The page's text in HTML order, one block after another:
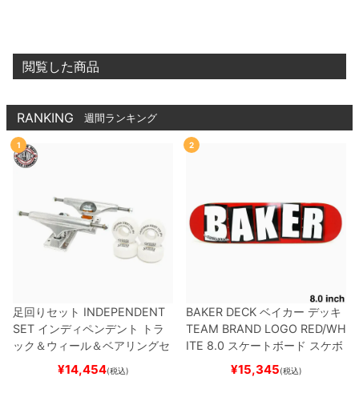
閲覧した商品
RANKING 週間ランキング
1
足回りセット INDEPENDENT
SET インディペンデント
トラ
ック＆ウィール＆ベアリングセ
（トリック用）
ード スケボー
¥14,454(税込)
2
BAKER DECK ベイカー デッキ
TEAM BRAND LOGO RED/WH
ITE 8.0 スケートボード スケボ
¥15,345(税込)